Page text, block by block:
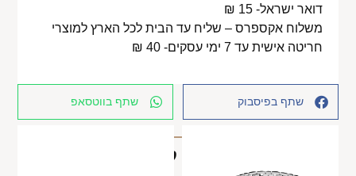
דואר ישראל- 15 ₪
משלוח אקספרס – שליח עד הבית לכל הארץ למוצרי
חריטה אישית עד 7 ימי עסקים- 40 ₪
שתף בפיסבוק שתף בווטסאפ
מוצרים קשורים